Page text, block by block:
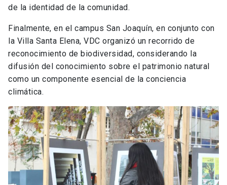
de la identidad de la comunidad.
Finalmente, en el campus San Joaquín, en conjunto con
la Villa Santa Elena, VDC organizó un recorrido de
reconocimiento de biodiversidad, considerando la
difusión del conocimiento sobre el patrimonio natural
como un componente esencial de la conciencia
climática.